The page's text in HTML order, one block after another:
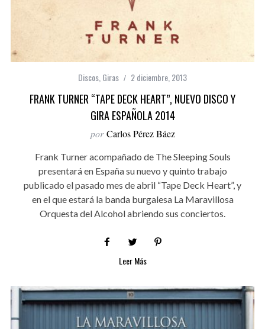
Discos Giras 2 diciembre, 2013
FRANK TURNER “TAPE DECK HEART”, NUEVO DISCO Y
GIRA ESPAÑOLA 2014
por Carlos Pérez Báez
Frank Turner acompañado de The Sleeping Souls
presentará en España su nuevo y quinto trabajo
publicado el pasado mes de abril “Tape Deck Heart”, y
en el que estará la banda burgalesa La Maravillosa
Orquesta del Alcohol abriendo sus conciertos.
Leer Más